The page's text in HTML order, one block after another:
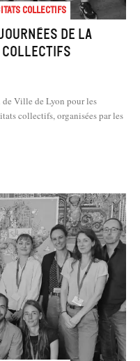
collectifs
de la
collectifs
de Ville de Lyon pour les
collectifs, organisées par les